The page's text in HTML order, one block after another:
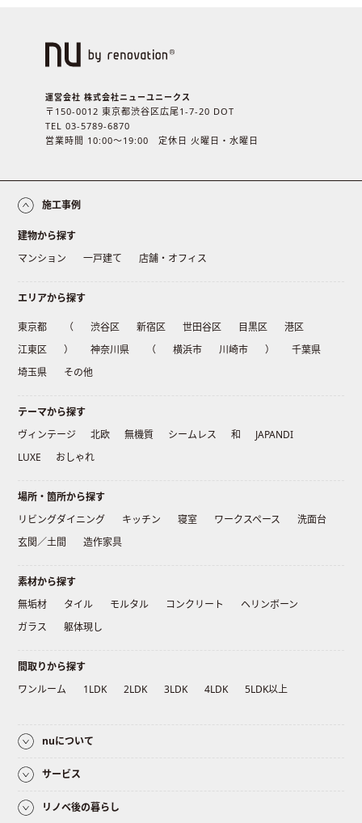
運営会社 株式会社ニューユニークス
〒150-0012 東京都渋谷区広尾1-7-20 DOT
TEL 03-5789-6870
営業時間 10:00〜19:00 定休日 火曜日・水曜日
施工事例
建物から探す
マンション
一戸建て 店舗・オフィス
エリアから探す
東京都 （ 渋谷区 新宿区 世田谷区 目黒区
港区
江東区
） 神奈川県 （ 横浜市 川崎市 ）
千葉県
埼玉県
その他
テーマから探す
ヴィンテージ
北欧 無機質 シームレス 和
JAPANDI
LUXE
おしゃれ
場所・箇所から探す
リビングダイニング
キッチン 寝室 ワークスペース
洗面台
玄関／土間
造作家具
素材から探す
無垢材
タイル モルタル コンクリート
ヘリンボーン
ガラス
躯体現し
間取りから探す
ワンルーム
1LDK 2LDK 3LDK 4LDK 5LDK以上
nuについて
サービス
リノベ後の暮らし